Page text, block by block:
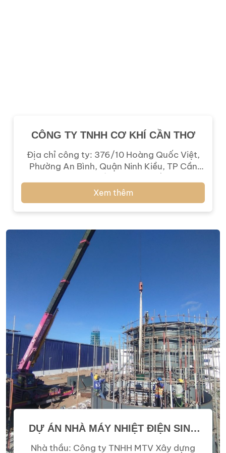
CÔNG TY TNHH CƠ KHÍ CẦN THƠ
Địa chỉ công ty: 376/10 Hoàng Quốc Việt,
Phường An Bình, Quận Ninh Kiều, TP Cần
và bulong các loại. Dưới đây là hợp đồng
nguyên tắc số 01/HDNT- 2024 ký ngày 02
tháng 01 năm 2023: Hình ảnh giao hàng:
Xem thêm
DỰ ÁN NHÀ MÁY NHIỆT ĐIỆN SINH
KHỐI HẬU GIANG
Nhà thầu: Công ty TNHH MTV Xây dựng